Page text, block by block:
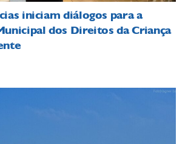
iniciam diálogos para a
dos Direitos da Criança